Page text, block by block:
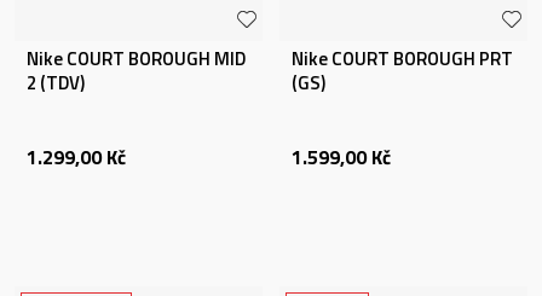
Nike COURT BOROUGH MID
2 (TDV)
1.299,00 Kč
Nike COURT BOROUGH PRT
(GS)
1.599,00 Kč